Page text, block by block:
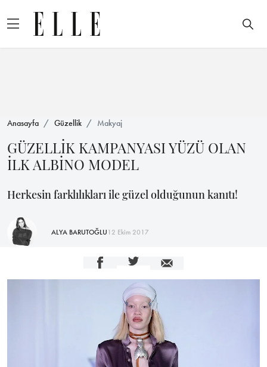
Anasayfa Güzellik Makyaj
GÜZELLİK KAMPANYASI YÜZÜ OLAN
İLK ALBİNO MODEL
Herkesin farklılıkları ile güzel olduğunun kanıtı!
ALYA BARUTOĞLU12 Ekim 2017